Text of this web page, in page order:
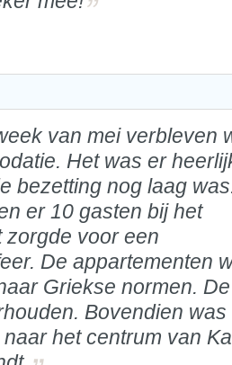
van mei verbleven
Het was er
bezetting nog laag
er 10 gasten bij het
zorgde voor een
De appartementen
Griekse normen.
Bovendien
het centrum van